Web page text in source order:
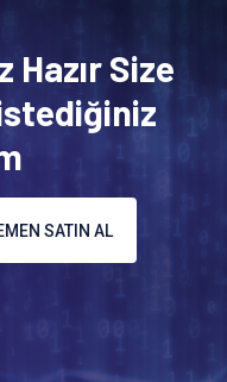
Hazır Size
SATIN AL